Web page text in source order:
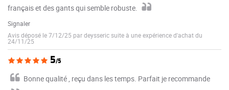
français et des gants qui semble robuste.
Signaler
Avis déposé le 7/12/25 par deysseric suite à une expérience d'achat du
24/11/25
5/5
Bonne qualité , reçu dans les temps. Parfait je recommande